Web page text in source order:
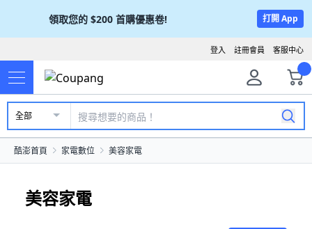
領取您的 $200 首購優惠卷! 打開 App
客服中心
註冊會員
登入
全部
酷澎首頁 家電數位 美容家電
美容家電